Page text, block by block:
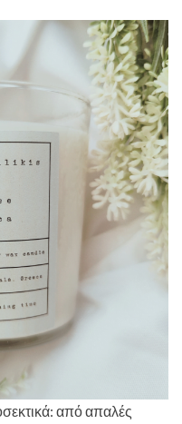
από απαλές